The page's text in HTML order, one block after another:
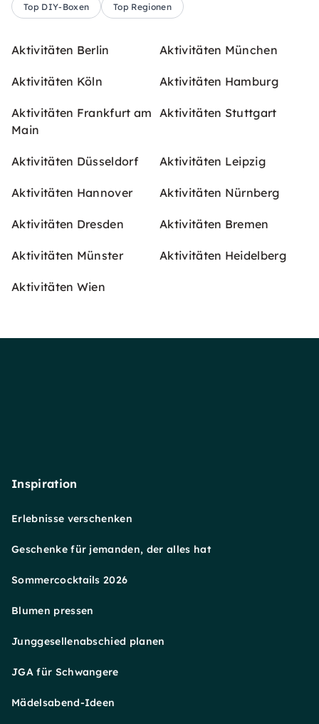
Top DIY-Boxen Top Regionen
Aktivitäten Berlin Aktivitäten München
Aktivitäten Köln Aktivitäten Hamburg
Aktivitäten Frankfurt am
Main
Aktivitäten Stuttgart
Aktivitäten Düsseldorf Aktivitäten Leipzig
Aktivitäten Hannover Aktivitäten Nürnberg
Aktivitäten Dresden Aktivitäten Bremen
Aktivitäten Münster Aktivitäten Heidelberg
Aktivitäten Wien
Inspiration
Erlebnisse verschenken
Geschenke für jemanden, der alles hat
Sommercocktails 2026
Blumen pressen
Junggesellenabschied planen
JGA für Schwangere
Mädelsabend-Ideen